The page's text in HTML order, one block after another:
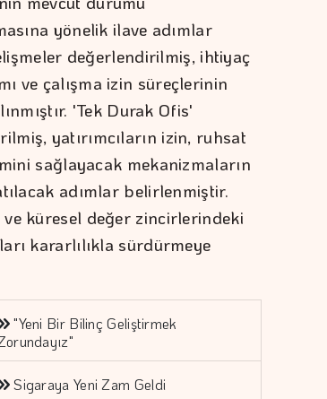
yönelik ilave adımlar
değerlendirilmiş, ihtiyaç
ve çalışma izin süreçlerinin
'Tek Durak Ofis'
yatırımcıların izin, ruhsat
sağlayacak mekanizmaların
adımlar belirlenmiştir.
ve küresel değer zincirlerindeki
kararlılıkla sürdürmeye
"Yeni Bir Bilinç Geliştirmek
Sigaraya Yeni Zam Geldi